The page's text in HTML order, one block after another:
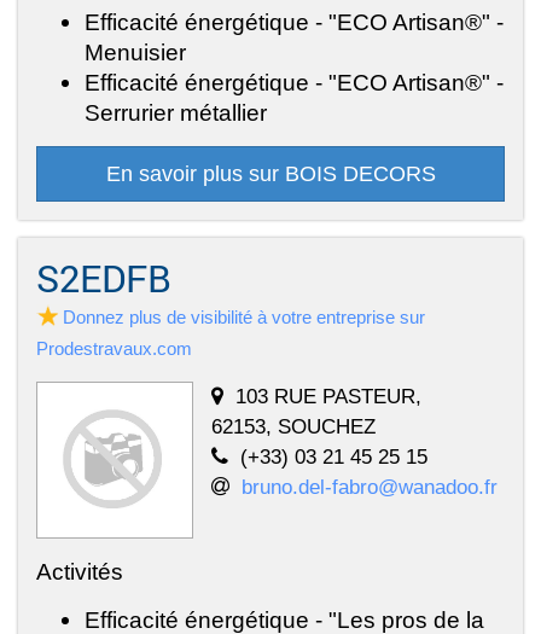
Efficacité énergétique - "ECO Artisan®" -
Menuisier
Efficacité énergétique - "ECO Artisan®" -
Serrurier métallier
En savoir plus sur BOIS DECORS
S2EDFB
Donnez plus de visibilité à votre entreprise sur
Prodestravaux.com
103 RUE PASTEUR,
62153, SOUCHEZ
(+33) 03 21 45 25 15
bruno.del-fabro@wanadoo.fr
Activités
Efficacité énergétique - "Les pros de la